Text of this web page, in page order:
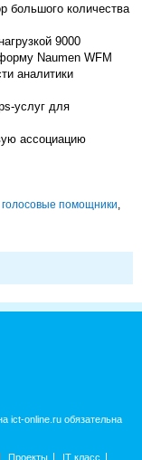
большого количества
9000
Naumen WFM
аналитики
услуг для
ассоциацию
голосовые помощники,
ict-online.ru обязательна
Проекты IT класс